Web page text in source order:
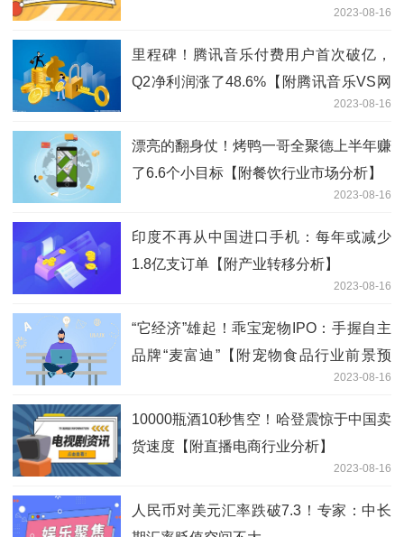
2023-08-16
里程碑！腾讯音乐付费用户首次破亿，
Q2净利润涨了48.6%【附腾讯音乐VS网
2023-08-16
漂亮的翻身仗！烤鸭一哥全聚德上半年赚
了6.6个小目标【附餐饮行业市场分析】
2023-08-16
印度不再从中国进口手机：每年或减少
1.8亿支订单【附产业转移分析】
2023-08-16
“它经济”雄起！乖宝宠物IPO：手握自主
品牌“麦富迪”【附宠物食品行业前景预
2023-08-16
10000瓶酒10秒售空！哈登震惊于中国卖
货速度【附直播电商行业分析】
2023-08-16
人民币对美元汇率跌破7.3！专家：中长